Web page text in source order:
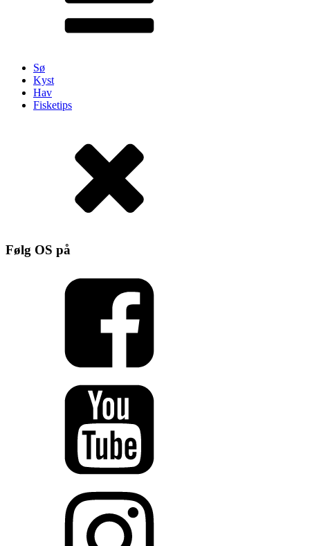
Sø
Kyst
Hav
Fisketips
Følg OS på